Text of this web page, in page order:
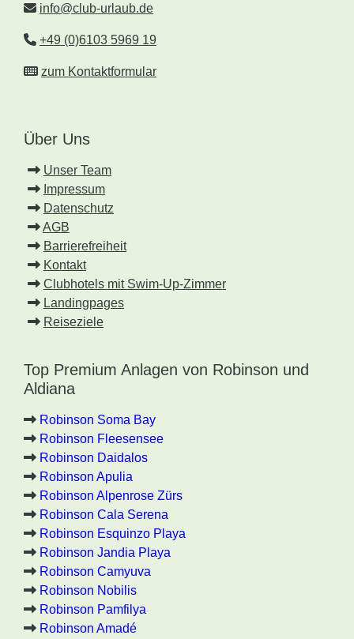
info@club-urlaub.de
+49 (0)6103 5969 19
zum Kontaktformular
Über Uns
Unser Team
Impressum
Datenschutz
AGB
Barrierefreiheit
Kontakt
Clubhotels mit Swim-Up-Zimmer
Landingpages
Reiseziele
Top Premium Anlagen von Robinson und
Aldiana
Robinson Soma Bay
Robinson Fleesensee
Robinson Daidalos
Robinson Apulia
Robinson Alpenrose Zürs
Robinson Cala Serena
Robinson Esquinzo Playa
Robinson Jandia Playa
Robinson Camyuva
Robinson Nobilis
Robinson Pamfilya
Robinson Amadé